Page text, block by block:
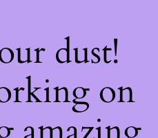
dust!
on